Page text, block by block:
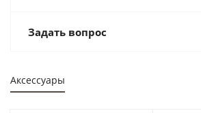
Задать вопрос
Аксессуары